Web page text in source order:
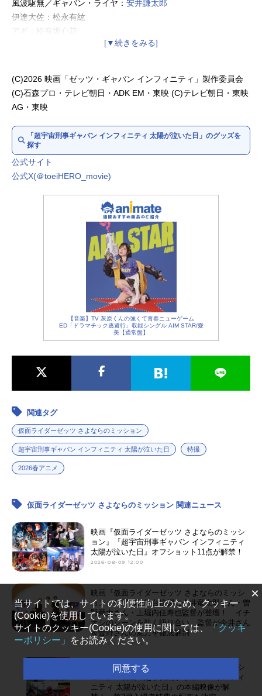
風波駆無／ギャバン・ライヤ： 安井謙太郎
伊達大佐：松永有紘
アギ：松有坂心花
天羽琉唯：入山杏奈
カレル・コム・ウィギレス：平岡祐太
レナルド：後藤淳平（ジャルジャル）
長谷誠／ギャバンキラー：高橋努
(C)2026 映画「ゼッツ・ギャバン インフィニティ」製作委員会
(C)石森プロ・テレビ朝日・ADK EM・東映 (C)テレビ朝日・東映
AG・東映
「超宇宙刑事ギャバン インフィニティ 太陽が泣いた日」のグッズを
探す
公式サイト
公式X(＠toeiHERO_movie)
【音楽】TV 灰原くんの強くて青春ニューゲーム
ED「ドラマチック逃避行」収録シングル AIM STAR/愛
美【通常盤】
関連タグ
仮面ライダーゼッツ さよならのミッション
超宇宙刑事ギャバン インフィニティ 太陽が泣いた日 特撮
2026春アニメ
仮面ライダーゼッツ さよならのミッション 関連ニュース
映画『仮面ライダーゼッツ さよならのミッシ
ョン』『超宇宙刑事ギャバン インフィニティ
太陽が泣いた日』オフショット11点が解禁！
2026-08-09 12:00
映画『仮面ライダーゼッツ さよならのミッシ
ョン』公開御礼舞台挨拶に今井竜太郎さん・曽
野舜太さん・上堀内佳寿也監督が登壇！ イチ
オシのシーンを熱く語り合い、監督が今井さん
＆曽野さんの魅力を徹底解剖
2026-08-08 14:40
映画『仮面ライダーゼッツ さよならのミッシ
ョン』＆映画『超宇宙刑事ギャバン インフィ
ニティ 太陽が泣いた日』の本編映像が解
×
当サイトでは、サイトの利便性向上のため、クッキー
(Cookie)を使用しています。
サイトのクッキー(Cookie)の使用に関しては、「クッキ
ーポリシー」
をお読みください。
同意する